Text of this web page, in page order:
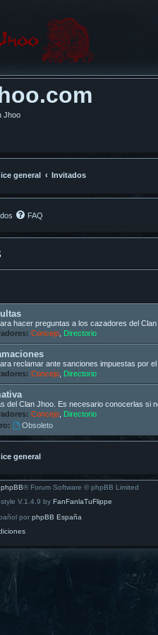
Jhoo
general Invitados
FAQ
hacer preguntas a los cazadores del
Concejo Directorio
reclamar ante sanciones impuestas por
Concejo Directorio
del Clan Jhoo. Es necesario conocerlas si
Concejo Directorio
Obsoleto
general
phpBB® Forum Software © phpBB Limited
V.1.4.9 by FanFanlaTuFlippe
por phpBB España